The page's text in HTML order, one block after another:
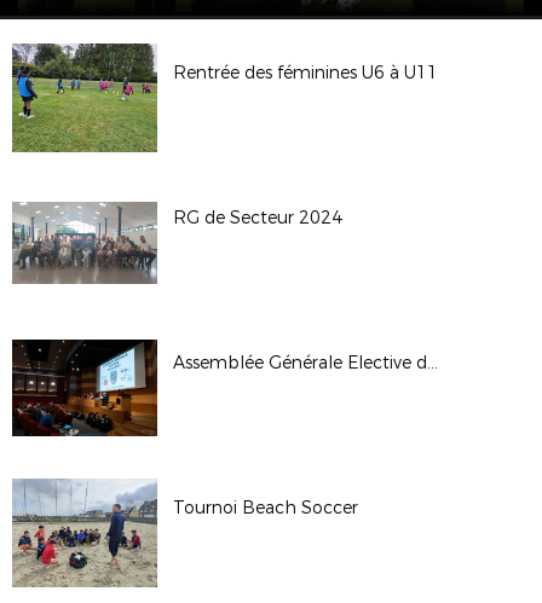
Rentrée des féminines U6 à U11
RG de Secteur 2024
Assemblée Générale Elective du 28/06/24
Tournoi Beach Soccer